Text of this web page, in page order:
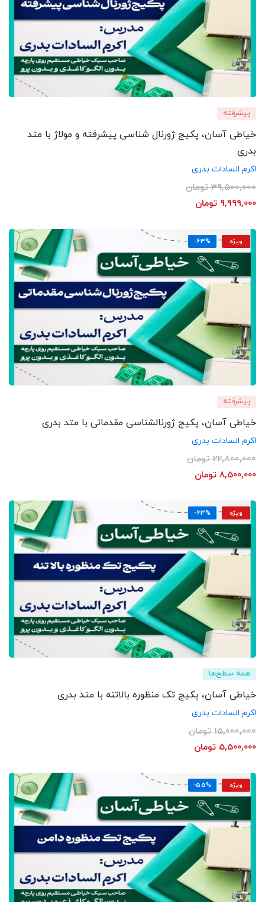
پیشرفته
خیاطی آسان، پکیج ژورنال شناسی پیشرفته و مولاژ با متد
بدری
اکرم السادات بدری
39,500,000 تومان
9,999,000 تومان
ویژه -63%
پیشرفته
خیاطی آسان، پکیج ژورنالشناسی مقدماتی با متد بدری
اکرم السادات بدری
22,800,000 تومان
8,500,000 تومان
ویژه -63%
همه سطح‌ها
خیاطی آسان، پکیج تک منظوره بالاتنه با متد بدری
اکرم السادات بدری
15,000,000 تومان
5,500,000 تومان
ویژه -55%